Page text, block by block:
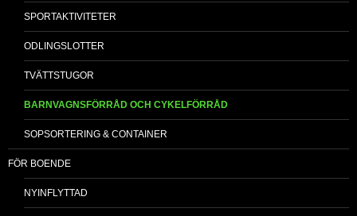
SPORTAKTIVITETER
ODLINGSLOTTER
TVÄTTSTUGOR
BARNVAGNSFÖRRÅD OCH CYKELFÖRRÅD
SOPSORTERING & CONTAINER
FÖR BOENDE
NYINFLYTTAD